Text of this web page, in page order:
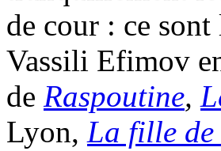
de cour : ce
Vassili Efimov
de Raspoutine,
Lyon, La fille de